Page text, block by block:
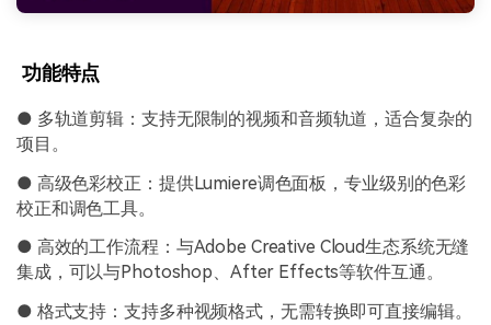
功能特点
● 多轨道剪辑：支持无限制的视频和音频轨道，适合复杂的
项目。
● 高级色彩校正：提供Lumiere调色面板，专业级别的色彩
校正和调色工具。
● 高效的工作流程：与Adobe Creative Cloud生态系统无缝
集成，可以与Photoshop、After Effects等软件互通。
● 格式支持：支持多种视频格式，无需转换即可直接编辑。